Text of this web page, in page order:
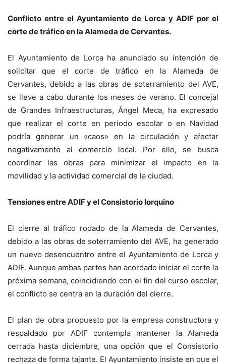
Conflicto entre el Ayuntamiento de Lorca y ADIF por el
corte de tráfico en la Alameda de Cervantes.
El Ayuntamiento de Lorca ha anunciado su intención de
solicitar que el corte de tráfico en la Alameda de
Cervantes, debido a las obras de soterramiento del AVE,
se lleve a cabo durante los meses de verano. El concejal
de Grandes Infraestructuras, Ángel Meca, ha expresado
que realizar el corte en periodo escolar o en Navidad
podría generar un «caos» en la circulación y afectar
negativamente al comercio local.
Por ello, se busca
coordinar las obras para minimizar el impacto en la
movilidad y la actividad comercial de la ciudad.
Tensiones entre ADIF y el Consistorio lorquino
El cierre al tráfico rodado de la Alameda de Cervantes,
debido a las obras de soterramiento del AVE, ha generado
un nuevo desencuentro entre el Ayuntamiento de Lorca y
ADIF. Aunque ambas partes han acordado iniciar el corte la
próxima semana, coincidiendo con el fin del curso escolar,
el conflicto se centra en la duración del cierre.
El plan de obra propuesto por la empresa constructora y
respaldado por ADIF contempla mantener la Alameda
cerrada hasta diciembre, una opción que el Consistorio
rechaza de forma tajante. El Ayuntamiento insiste en que el